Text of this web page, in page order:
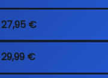
27,95 €
29,99 €